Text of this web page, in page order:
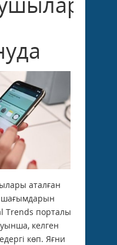
аталған
шағымдарын
Trends порталы
келген
көп. Яғни